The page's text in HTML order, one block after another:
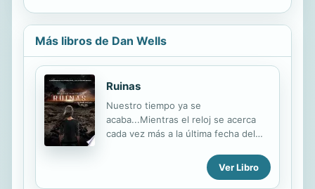
Más libros de Dan Wells
Ruinas
Nuestro tiempo ya se
acaba...Mientras el reloj se acerca
cada vez más a la última fecha del
humanos están a punto de comenzar
una nueva guerra contra ellos. En
Ver Libro